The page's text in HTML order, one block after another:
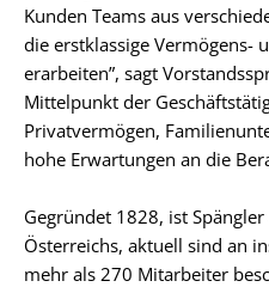
Kunden Teams aus
die erstklassige Vermögens-
erarbeiten”, sagt
Mittelpunkt der
Privatvermögen,
hohe Erwartungen an die
Gegründet 1828, ist
Österreichs, aktuell sind an
mehr als 270 Mitarbeiter